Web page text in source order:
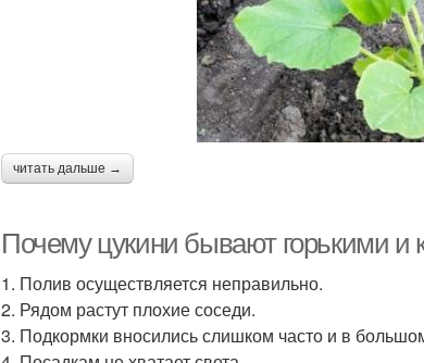
читать дальше →
Почему цукини бывают горькими и
1. Полив осуществляется неправильно.
2. Рядом растут плохие соседи.
3. Подкормки вносились слишком часто и в